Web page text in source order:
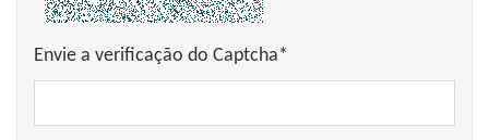
Envie a verificação do Captcha*